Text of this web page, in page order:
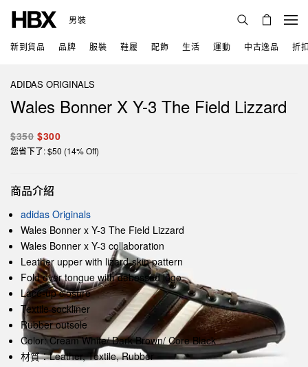
男裝
新到貨品 品牌 服裝 鞋履 配飾 生活 運動 中古逸品 折
ADIDAS ORIGINALS
Wales Bonner X Y-3 The Field Lizzard
$350 $300
您省下了: $50 (14% Off)
商品介紹
adidas Originals
Wales Bonner x Y-3 The Field Lizzard
Wales Bonner x Y-3 collaboration
Leather upper with lizard-skin pattern
Fold over tongue with debossed logo
Lace-up closure
Textile sockliner
Rubber outsole
Color: Cream White/ Dark Brown/ Core Black
材質：Leather, Textile, Rubber